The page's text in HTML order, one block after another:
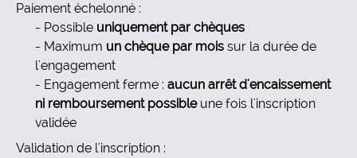
Paiement échelonné :
Possible uniquement par chèques
Maximum un chèque par mois sur la durée de
l'engagement
Engagement ferme : aucun arrêt d'encaissement
ni remboursement possibleune fois l'inscription
validée
Validation de l'inscription :